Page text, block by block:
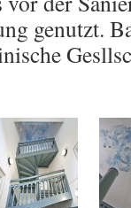
genutzt.